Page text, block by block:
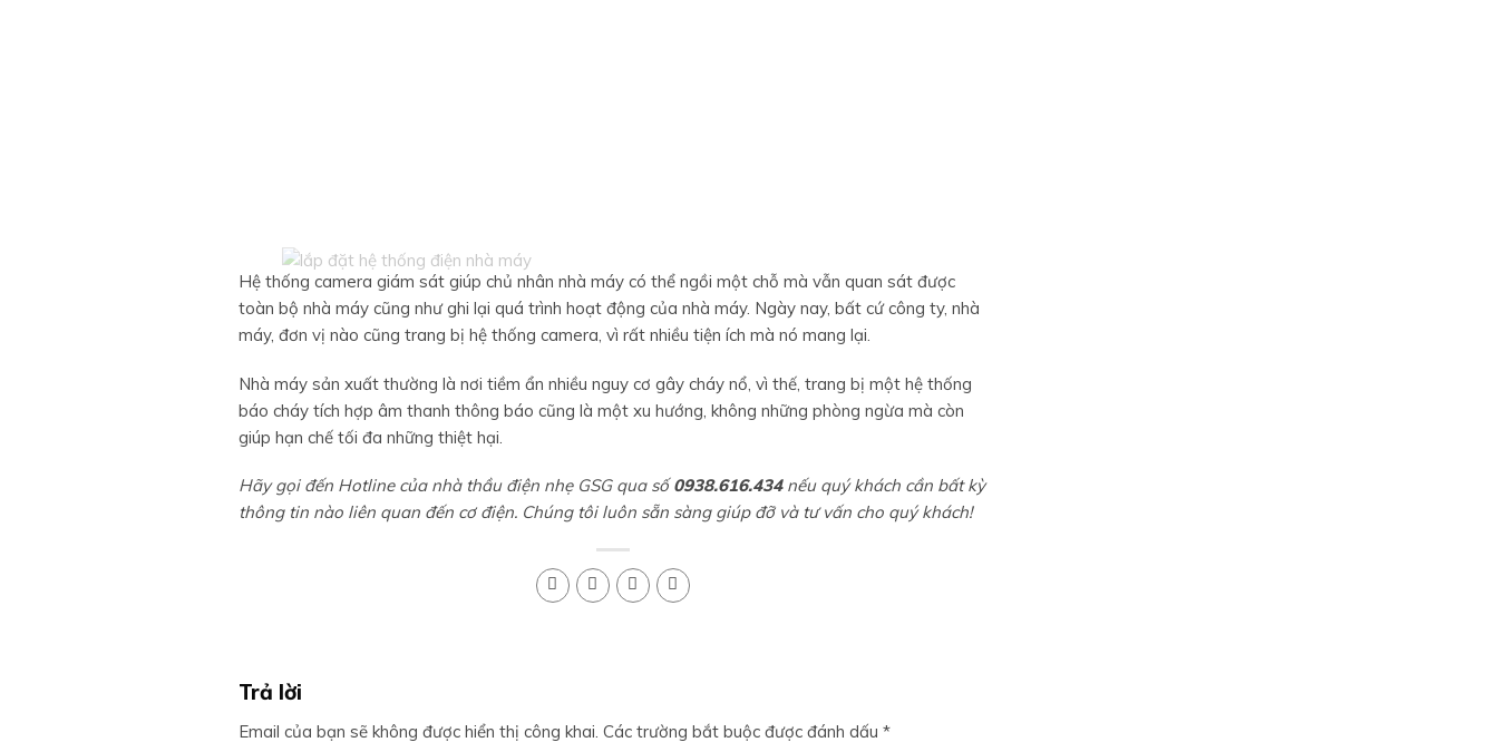
Hệ thống camera giám sát giúp chủ nhân nhà máy có thể ngồi một chỗ mà vẫn quan sát được
toàn bộ nhà máy cũng như ghi lại quá trình hoạt động của nhà máy. Ngày nay, bất cứ công ty, nhà
máy, đơn vị nào cũng trang bị hệ thống camera, vì rất nhiều tiện ích mà nó mang lại.
Nhà máy sản xuất thường là nơi tiềm ẩn nhiều nguy cơ gây cháy nổ, vì thế, trang bị một hệ thống
báo cháy tích hợp âm thanh thông báo cũng là một xu hướng, không những phòng ngừa mà còn
giúp hạn chế tối đa những thiệt hại.
Hãy gọi đến Hotline của nhà thầu điện nhẹ GSG qua số0938.616.434nếu quý khách cần bất kỳ
thông tin nào liên quan đến cơ điện. Chúng tôi luôn sẵn sàng giúp đỡ và tư vấn cho quý khách!
Trả lời
Email của bạn sẽ không được hiển thị công khai. Các trường bắt buộc được đánh dấu *